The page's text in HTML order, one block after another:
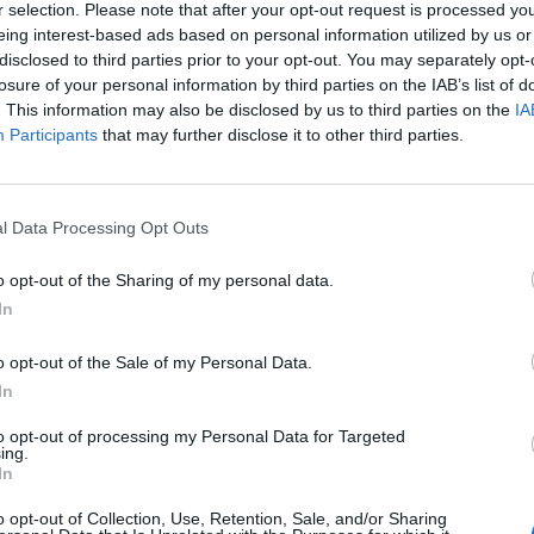
selection. Please note that after your opt-out request is processed
interest-based ads based on personal information utilized by us
to third parties prior to your opt-out. You may separately
of your personal information by third parties on the IAB’s list of
This information may also be disclosed by us to third parties on the
Participants that may further disclose it to other third parties.
Data Processing Opt Outs
opt-out of the Sharing of my personal data.
opt-out of the Sale of my Personal Data.
opt-out of processing my Personal Data for Targeted
opt-out of Collection, Use, Retention, Sale, and/or Sharing
kërkesën e tyre në Bashki, por deri tani
pa bonus, 65 familje të
tërmeti kërkojnë zgjidhje
BIRN: Të lënë mes katër rrugëve,